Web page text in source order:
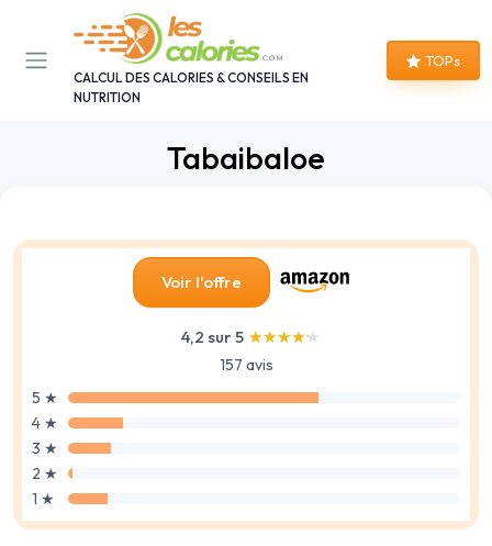
CALCUL DES CALORIES & CONSEILS EN
NUTRITION
TOPs
Tabaibaloe
Voir l'offre
4,2 sur 5 ★★★★★
★★★★★
157 avis
5 ★
4 ★
3 ★
2 ★
1 ★
Panneau de gestion des cookies